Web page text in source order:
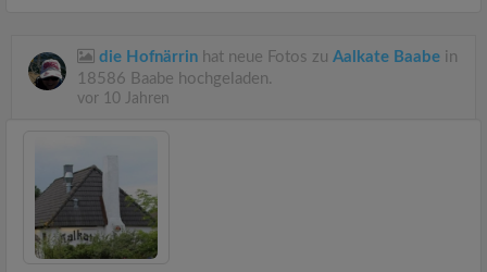
die Hofnärrin hat neue Fotos zu Aalkate Baabe in
18586 Baabe hochgeladen.
vor 10 Jahren